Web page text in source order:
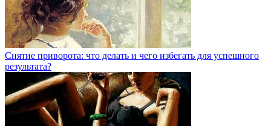
Снятие приворота: что делать и чего избегать для успешного
результата?